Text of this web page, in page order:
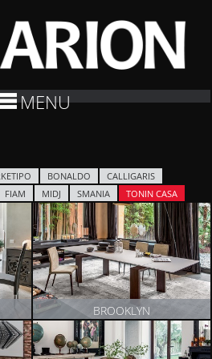
MENU
BONALDO
CALLIGARIS
FIAM MIDJ SMANIA TONIN CASA
BROOKLYN
ZOBACZ PRODUKT